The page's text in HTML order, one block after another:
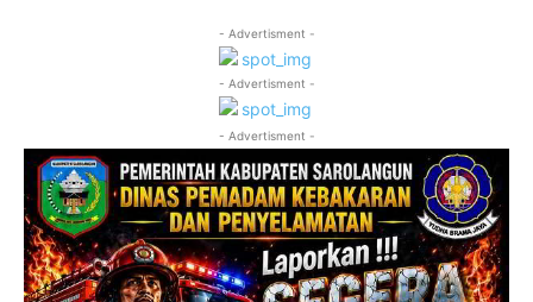
- Advertisment -
- Advertisment -
- Advertisment -